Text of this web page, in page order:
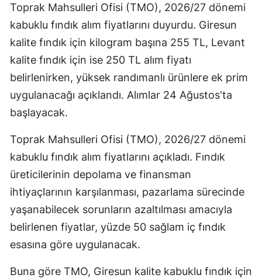
Toprak Mahsulleri Ofisi (TMO), 2026/27 dönemi
kabuklu fındık alım fiyatlarını duyurdu. Giresun
kalite fındık için kilogram başına 255 TL, Levant
kalite fındık için ise 250 TL alım fiyatı
belirlenirken, yüksek randımanlı ürünlere ek prim
uygulanacağı açıklandı. Alımlar 24 Ağustos'ta
başlayacak.
Toprak Mahsulleri Ofisi (TMO), 2026/27 dönemi
kabuklu fındık alım fiyatlarını açıkladı. Fındık
üreticilerinin depolama ve finansman
ihtiyaçlarının karşılanması, pazarlama sürecinde
yaşanabilecek sorunların azaltılması amacıyla
belirlenen fiyatlar, yüzde 50 sağlam iç fındık
esasına göre uygulanacak.
Buna göre TMO, Giresun kalite kabuklu fındık için